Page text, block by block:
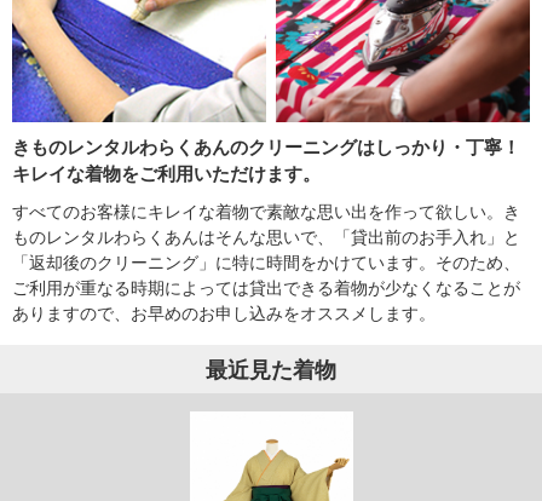
きものレンタルわらくあんのクリーニングはしっかり・丁寧！
キレイな着物をご利用いただけます。
すべてのお客様にキレイな着物で素敵な思い出を作って欲しい。き
ものレンタルわらくあんはそんな思いで、「貸出前のお手入れ」と
「返却後のクリーニング」に特に時間をかけています。そのため、
ご利用が重なる時期によっては貸出できる着物が少なくなることが
ありますので、お早めのお申し込みをオススメします。
最近見た着物